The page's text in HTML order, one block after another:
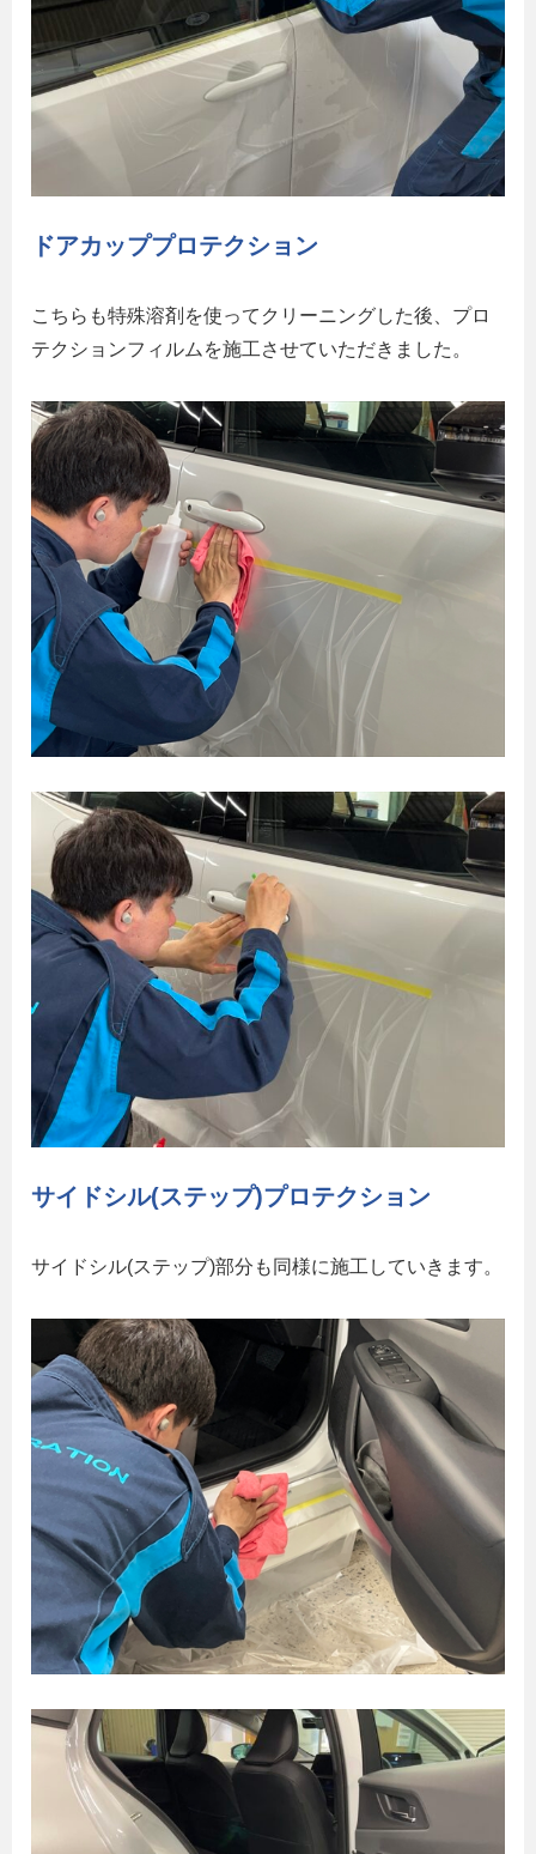
ドアカッププロテクション
こちらも特殊溶剤を使ってクリーニングした後、プロ
テクションフィルムを施工させていただきました。
サイドシル(ステップ)プロテクション
サイドシル(ステップ)部分も同様に施工していきます。